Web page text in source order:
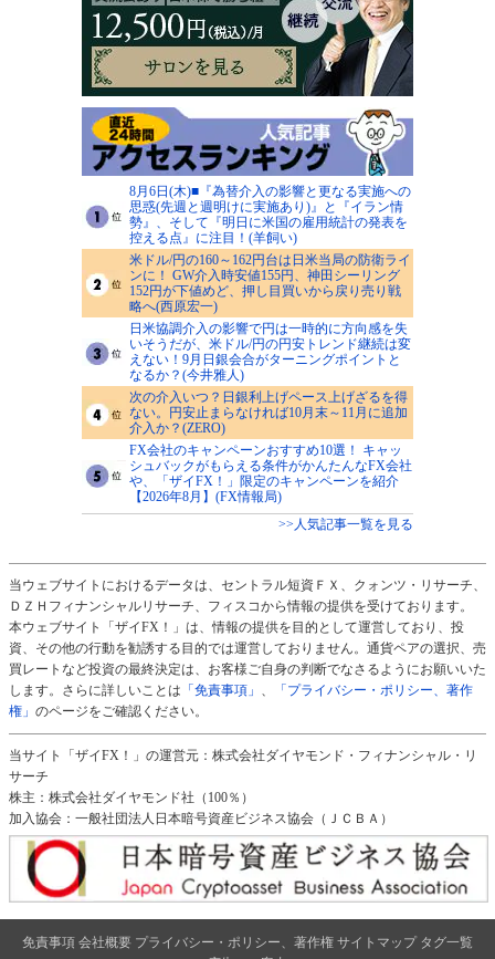
8月6日(木)■『為替介入の影響と更なる実施への
思惑(先週と週明けに実施あり)』と『イラン情
勢』、そして『明日に米国の雇用統計の発表を
控える点』に注目！(羊飼い)
米ドル/円の160～162円台は日米当局の防衛ライ
ンに！ GW介入時安値155円、神田シーリング
152円が下値めど、押し目買いから戻り売り戦
略へ(西原宏一)
日米協調介入の影響で円は一時的に方向感を失
いそうだが、米ドル/円の円安トレンド継続は変
えない！9月日銀会合がターニングポイントと
なるか？(今井雅人)
次の介入いつ？日銀利上げペース上げざるを得
ない。円安止まらなければ10月末～11月に追加
介入か？(ZERO)
FX会社のキャンペーンおすすめ10選！ キャッ
シュバックがもらえる条件がかんたんなFX会社
や、「ザイFX！」限定のキャンペーンを紹介
【2026年8月】(FX情報局)
>>人気記事一覧を見る
当ウェブサイトにおけるデータは、セントラル短資ＦＸ、クォンツ・リサーチ、
ＤＺＨフィナンシャルリサーチ、フィスコから情報の提供を受けております。
本ウェブサイト「ザイFX！」は、情報の提供を目的として運営しており、投
資、その他の行動を勧誘する目的では運営しておりません。通貨ペアの選択、売
買レートなど投資の最終決定は、お客様ご自身の判断でなさるようにお願いいた
します。さらに詳しいことは 「免責事項」
「プライバシー・ポリシー、著作
権」 のページをご確認ください。
当サイト「ザイFX！」の運営元：株式会社ダイヤモンド・フィナンシャル・リ
サーチ
株主：株式会社ダイヤモンド社（100％）
加入協会：一般社団法人日本暗号資産ビジネス協会（ＪＣＢＡ）
免責事項 会社概要 プライバシー・ポリシー、著作権 サイトマップ タグ一覧